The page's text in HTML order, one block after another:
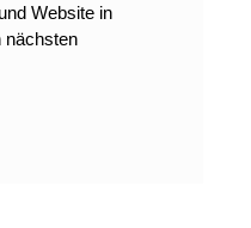
Website in
nächsten